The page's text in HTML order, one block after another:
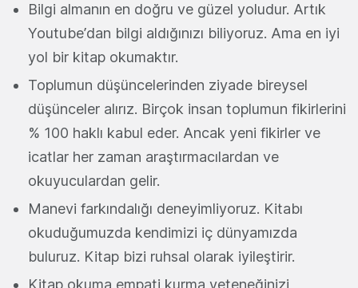
Bilgi almanın en doğru ve güzel yoludur. Artık
Youtube’dan bilgi aldığınızı biliyoruz. Ama en iyi
yol bir kitap okumaktır.
Toplumun düşüncelerinden ziyade bireysel
düşünceler alırız. Birçok insan toplumun fikirlerini
% 100 haklı kabul eder. Ancak yeni fikirler ve
icatlar her zaman araştırmacılardan ve
okuyuculardan gelir.
Manevi farkındalığı deneyimliyoruz. Kitabı
okuduğumuzda kendimizi iç dünyamızda
buluruz. Kitap bizi ruhsal olarak iyileştirir.
Kitap okuma empati kurma yeteneğinizi